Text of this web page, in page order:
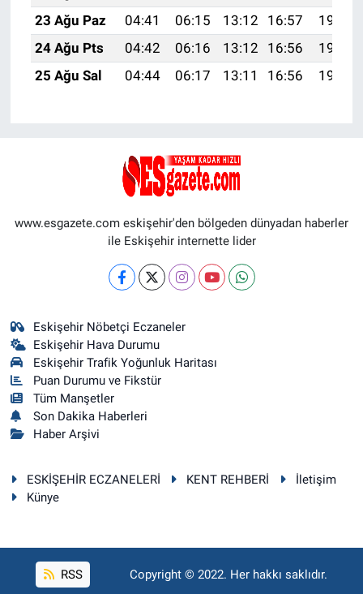
23 Ağu Paz
04:41 06:15 13:12 16:57
19:59
24 Ağu Pts
04:42 06:16 13:12 16:56
19:58
25 Ağu Sal
04:44 06:17 13:11 16:56 19:56
www.esgazete.com eskişehir'den bölgeden dünyadan haberler
ile Eskişehir internette lider
Eskişehir Nöbetçi Eczaneler
Eskişehir Hava Durumu
Eskişehir Trafik Yoğunluk Haritası
Puan Durumu ve Fikstür
Tüm Manşetler
Son Dakika Haberleri
Haber Arşivi
ESKİŞEHİR ECZANELERİ KENT REHBERİ
İletişim
Künye
RSS Copyright © 2022. Her hakkı saklıdır.